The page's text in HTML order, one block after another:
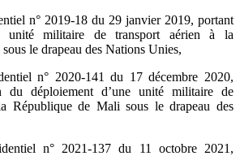
n° 2019-18 du 29 janvier 2019, portant
unité militaire de transport aérien à la
le drapeau des Nations Unies,
n° 2020-141 du 17 décembre 2020,
du déploiement d’une unité militaire de
République de Mali sous le drapeau des
n° 2021-137 du 11 octobre 2021,